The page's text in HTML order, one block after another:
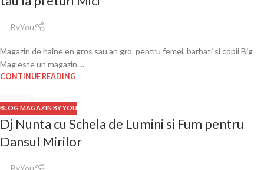
ByYou
Magazin de haine en gros sau an gro pentru femei, barbati si copii Big
Mag este un magazin ...
CONTINUE READING
14
OCT.
BLOG MAGAZIN BY YOU
Dj Nunta cu Schela de Lumini si Fum pentru
Dansul Mirilor
ByYou